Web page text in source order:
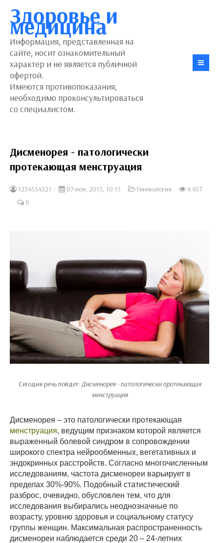
Здоровье и
медицина
Информация, представленная на
сайте, носит ознакомительный
характер и не является публичной
офертой.
Имеются противопоказания,
необходимо проконсультироваться
со специалистом.
Дисменорея - патологически
протекающая менструация
1234554321 07-ноя, 2015, 10:15 Гинекология
4 457
0
Сегодня речь пойдет:Дисменорея - патологически протекающая
менструация
Дисменорея – это патологически протекающая
менструация, ведущим признаком которой является
выраженный болевой синдром в сопровождении
широкого спектра нейрообменных, вегетативных и
эндокринных расстройств. Согласно многочисленным
исследованиям, частота дисменореи варьирует в
пределах 30%-90%. Подобный статистический
разброс, очевидно, обусловлен тем, что для
исследования выбирались неоднозначные по
возрасту, уровню здоровья и социальному статусу
группы женщин. Максимальная распространенность
дисменореи наблюдается среди 20 – 24-летних